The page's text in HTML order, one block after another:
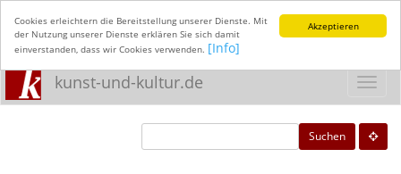
Akzeptieren
Cookies erleichtern die Bereitstellung unserer Dienste. Mit
der Nutzung unserer Dienste erklären Sie sich damit
einverstanden, dass wir Cookies verwenden. [Info]
kunst-und-kultur.de
Suchen